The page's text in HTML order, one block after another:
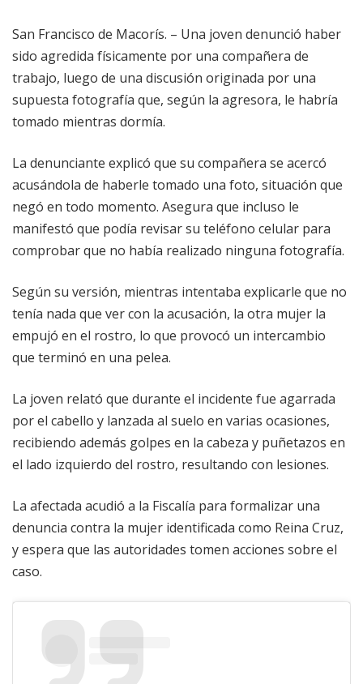
San Francisco de Macorís. – Una joven denunció haber
sido agredida físicamente por una compañera de
trabajo, luego de una discusión originada por una
supuesta fotografía que, según la agresora, le habría
tomado mientras dormía.
La denunciante explicó que su compañera se acercó
acusándola de haberle tomado una foto, situación que
negó en todo momento. Asegura que incluso le
manifestó que podía revisar su teléfono celular para
comprobar que no había realizado ninguna fotografía.
Según su versión, mientras intentaba explicarle que no
tenía nada que ver con la acusación, la otra mujer la
empujó en el rostro, lo que provocó un intercambio
que terminó en una pelea.
La joven relató que durante el incidente fue agarrada
por el cabello y lanzada al suelo en varias ocasiones,
recibiendo además golpes en la cabeza y puñetazos en
el lado izquierdo del rostro, resultando con lesiones.
La afectada acudió a la Fiscalía para formalizar una
denuncia contra la mujer identificada como Reina Cruz,
y espera que las autoridades tomen acciones sobre el
caso.